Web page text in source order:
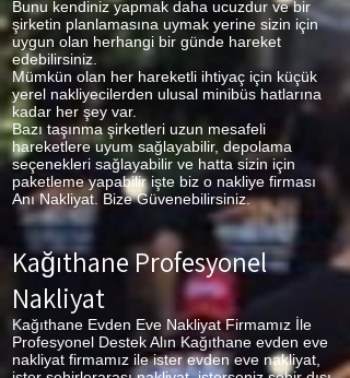
Bunu kendiniz yapmak daha ucuzdur ve bir
şirketin planlamasına uymak yerine sizin için
uygun olan herhangi bir günde hareket
edebilirsiniz.
Mümkün olan her hareketli ihtiyaç için küçük
yerel nakliyecilerden ulusal minibüs hatlarına
kadar her şey var.
Bazı taşınma şirketleri uzun mesafeli
hareketlere uyum sağlayabilir, depolama
seçenekleri sağlayabilir ve hatta sizin için
paketleme yapabilir işte biz o nakliye firması
Anı Nakliyat. Bize Güvenebilirsiniz.
Kağıthane Profesyonel
Nakliyat
Kağıthane Evden Eve Nakliyat Firmamız İle
Profesyonel Destek Alın Kağıthane evden eve
nakliyat firmamız ile ister evden eve nakliyat,